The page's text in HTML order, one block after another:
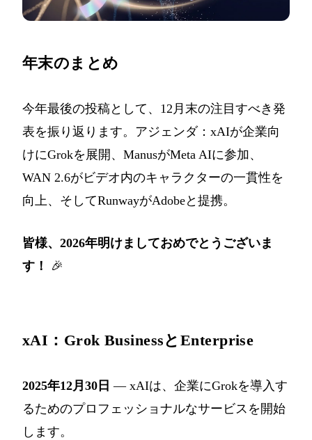
年末のまとめ
今年最後の投稿として、12月末の注目すべき発
表を振り返ります。アジェンダ：xAIが企業向
けにGrokを展開、ManusがMeta AIに参加、
WAN 2.6がビデオ内のキャラクターの一貫性を
向上、そしてRunwayがAdobeと提携。
皆様、2026年明けましておめでとうございま
す！
🎉
xAI：Grok BusinessとEnterprise
2025年12月30日 — xAIは、企業にGrokを導入す
るためのプロフェッショナルなサービスを開始
します。